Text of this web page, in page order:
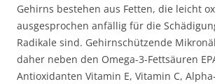
Gehirns bestehen aus Fetten, die leicht
ausgesprochen anfällig für die
Radikale sind. Gehirnschützende
daher neben den Omega-3-Fettsäuren
Antioxidanten Vitamin E, Vitamin C,